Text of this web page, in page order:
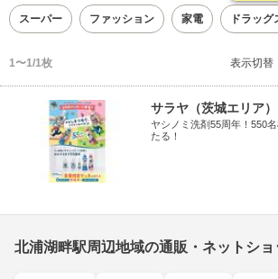
スーパー ファッション 家電 ドラッグ
1〜1/1枚 表示切替
サラヤ（茨城エリア）
ヤシノミ洗剤55周年！550
たる！
北浦湖畔駅周辺地域の通販・ネットシ